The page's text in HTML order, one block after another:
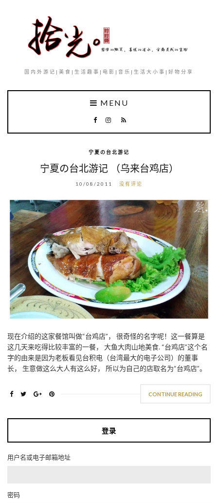
国内外游记|美食|生活趣事|电影|音乐|生活大小事|好物分享
MENU
宁夏の台北游记
宁夏の台北游记 （乌来台鸡店）
10/08/2011 没有评论
现在介绍的这家餐馆叫做“台鸡店”， 很奇怪的名字呢！这一餐算是
这几天来吃得比较丰富的一餐， 大鱼大肉山地美食. “台鸡店”这个名
字的由来是因为老板看见台积电（台湾最大的电子公司）的董事
长， 生意做这么大人有这么好， 所以为自己的店取名为“台鸡店”。
CONTINUE READING
登录
用户名或电子邮箱地址
密码